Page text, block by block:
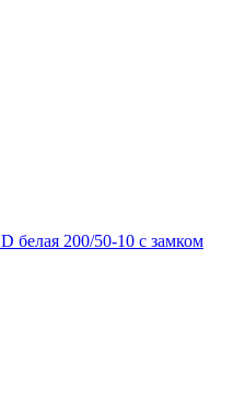
200/50-10 с замком